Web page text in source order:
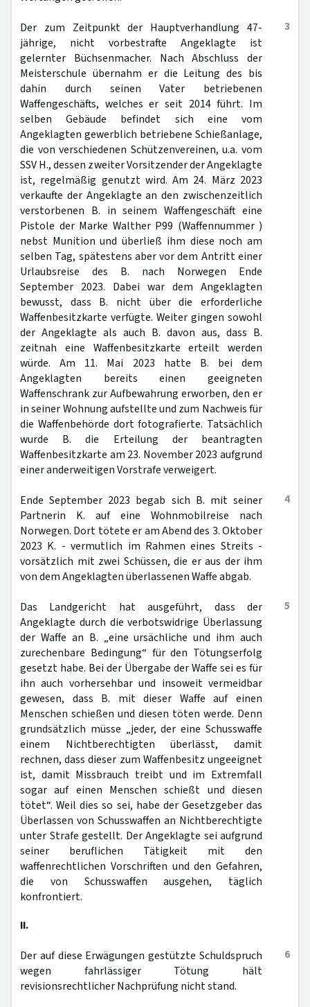
3
Der zum Zeitpunkt der Hauptverhandlung 47-
jährige, nicht vorbestrafte Angeklagte ist
gelernter Büchsenmacher. Nach Abschluss der
Meisterschule übernahm er die Leitung des bis
dahin durch seinen Vater betriebenen
Waffengeschäfts, welches er seit 2014 führt. Im
selben Gebäude befindet sich eine vom
Angeklagten gewerblich betriebene Schießanlage,
die von verschiedenen Schützenvereinen, u.a. vom
SSV H., dessen zweiter Vorsitzender der Angeklagte
ist, regelmäßig genutzt wird. Am 24. März 2023
verkaufte der Angeklagte an den zwischenzeitlich
verstorbenen B. in seinem Waffengeschäft eine
Pistole der Marke Walther P99 (Waffennummer )
nebst Munition und überließ ihm diese noch am
selben Tag, spätestens aber vor dem Antritt einer
Urlaubsreise des B. nach Norwegen Ende
September 2023. Dabei war dem Angeklagten
bewusst, dass B. nicht über die erforderliche
Waffenbesitzkarte verfügte. Weiter gingen sowohl
der Angeklagte als auch B. davon aus, dass B.
zeitnah eine Waffenbesitzkarte erteilt werden
würde. Am 11. Mai 2023 hatte B. bei dem
Angeklagten bereits einen geeigneten
Waffenschrank zur Aufbewahrung erworben, den er
in seiner Wohnung aufstellte und zum Nachweis für
die Waffenbehörde dort fotografierte. Tatsächlich
wurde B. die Erteilung der beantragten
Waffenbesitzkarte am 23. November 2023 aufgrund
einer anderweitigen Vorstrafe verweigert.
4
Ende September 2023 begab sich B. mit seiner
Partnerin K. auf eine Wohnmobilreise nach
Norwegen. Dort tötete er am Abend des 3. Oktober
2023 K. - vermutlich im Rahmen eines Streits -
vorsätzlich mit zwei Schüssen, die er aus der ihm
von dem Angeklagten überlassenen Waffe abgab.
5
Das Landgericht hat ausgeführt, dass der
Angeklagte durch die verbotswidrige Überlassung
der Waffe an B. „eine ursächliche und ihm auch
zurechenbare Bedingung“ für den Tötungserfolg
gesetzt habe. Bei der Übergabe der Waffe sei es für
ihn auch vorhersehbar und insoweit vermeidbar
gewesen, dass B. mit dieser Waffe auf einen
Menschen schießen und diesen töten werde. Denn
grundsätzlich müsse „jeder, der eine Schusswaffe
einem Nichtberechtigten überlässt, damit
rechnen, dass dieser zum Waffenbesitz ungeeignet
ist, damit Missbrauch treibt und im Extremfall
sogar auf einen Menschen schießt und diesen
tötet“. Weil dies so sei, habe der Gesetzgeber das
Überlassen von Schusswaffen an Nichtberechtigte
unter Strafe gestellt. Der Angeklagte sei aufgrund
seiner beruflichen Tätigkeit mit den
waffenrechtlichen Vorschriften und den Gefahren,
die von Schusswaffen ausgehen, täglich
konfrontiert.
II.
6
Der auf diese Erwägungen gestützte Schuldspruch
wegen fahrlässiger Tötung hält
revisionsrechtlicher Nachprüfung nicht stand.